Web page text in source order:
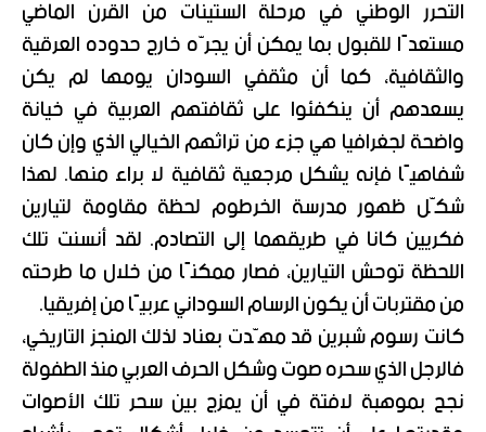
التحرر الوطني في مرحلة الستينات من القرن الماضي
مستعدًا للقبول بما يمكن أن يجرّه خارج حدوده العرقية
والثقافية، كما أن مثقفي السودان يومها لم يكن
يسعدهم أن ينكفئوا على ثقافتهم العربية في خيانة
واضحة لجغرافيا هي جزء من تراثهم الخيالي الذي وإن كان
شفاهيًا فإنه يشكل مرجعية ثقافية لا براء منها. لهذا
شكّل ظهور مدرسة الخرطوم لحظة مقاومة لتيارين
فكريين كانا في طريقهما إلى التصادم. لقد أنسنت تلك
اللحظة توحش التيارين، فصار ممكنًا من خلال ما طرحته
من مقتربات أن يكون الرسام السوداني عربيًا من إفريقيا.
كانت رسوم شبرين قد مهّدت بعناد لذلك المنجز التاريخي،
فالرجل الذي سحره صوت وشكل الحرف العربي منذ الطفولة
نجح بموهبة لافتة في أن يمزج بين سحر تلك الأصوات